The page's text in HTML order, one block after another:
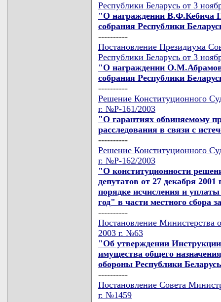
Республики Беларусь от 3
"О награждении В.Ф.Кебича
собрания Республики
----------
Постановление Президиума
Республики Беларусь от 3
"О награждении
собрания Республики
----------
Решение Конституционного
г. №Р-161/2003
"О гарантиях обвиняемому
расследования в связи с
----------
Решение Конституционного
г. №Р-162/2003
"О конституционности
депутатов от 27 декабря
порядке исчисления и
год" в части местного сбора
----------
Постановление Министерства
2003 г. №63
"Об утверждении
имущества общего
обороны Республики
----------
Постановление Совета
г. №1459